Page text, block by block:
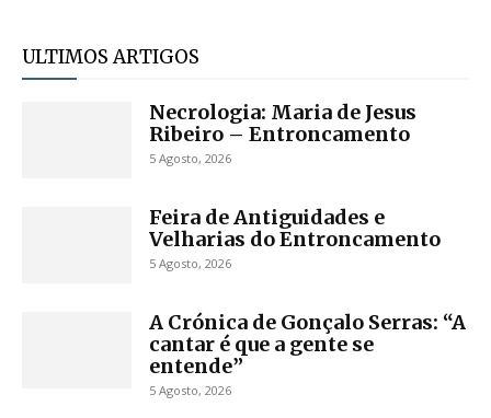
ULTIMOS ARTIGOS
Necrologia: Maria de Jesus
Ribeiro – Entroncamento
5 Agosto, 2026
Feira de Antiguidades e
Velharias do Entroncamento
5 Agosto, 2026
A Crónica de Gonçalo Serras: “A
cantar é que a gente se
entende”
5 Agosto, 2026